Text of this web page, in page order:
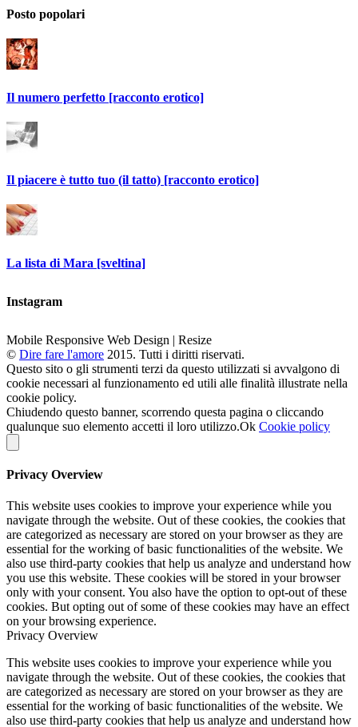
Posto popolari
Il numero perfetto [racconto erotico]
Il piacere è tutto tuo (il tatto) [racconto erotico]
La lista di Mara [sveltina]
Instagram
Mobile Responsive Web Design | Resize
© Dire fare l'amore 2015. Tutti i diritti riservati.
Questo sito o gli strumenti terzi da questo utilizzati si avvalgono di
cookie necessari al funzionamento ed utili alle finalità illustrate nella
cookie policy.
Chiudendo questo banner, scorrendo questa pagina o cliccando
qualunque suo elemento accetti il loro utilizzo.Ok Cookie policy
Privacy Overview
This website uses cookies to improve your experience while you
navigate through the website. Out of these cookies, the cookies that
are categorized as necessary are stored on your browser as they are
essential for the working of basic functionalities of the website. We
also use third-party cookies that help us analyze and understand how
you use this website. These cookies will be stored in your browser
only with your consent. You also have the option to opt-out of these
cookies. But opting out of some of these cookies may have an effect
on your browsing experience.
Privacy Overview
This website uses cookies to improve your experience while you
navigate through the website. Out of these cookies, the cookies that
are categorized as necessary are stored on your browser as they are
essential for the working of basic functionalities of the website. We
also use third-party cookies that help us analyze and understand how